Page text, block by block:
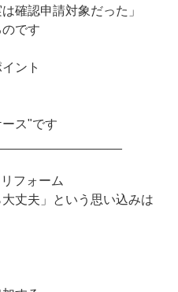
確認申請対象だった」
です
ント
ス"です
フォーム
丈夫」という思い込みは